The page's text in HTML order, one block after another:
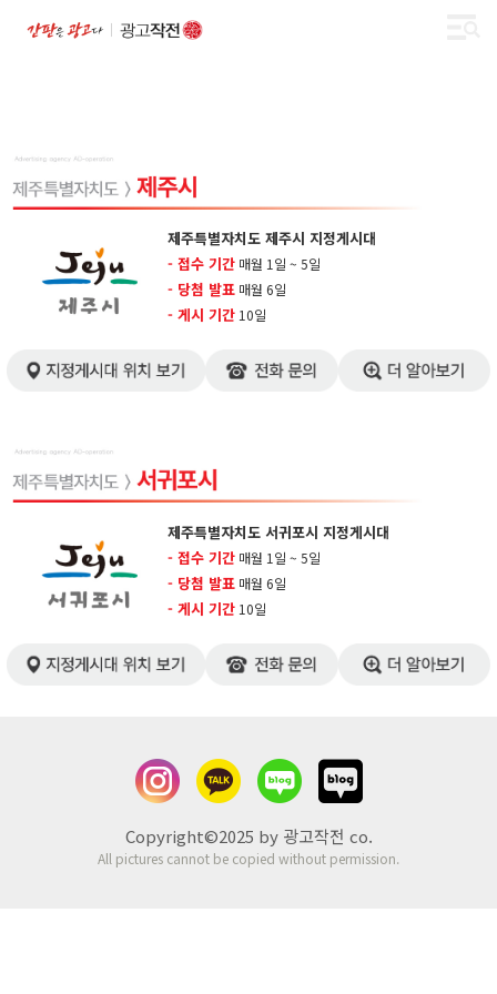
제주특별자치도 제주시 지정게시대
- 접수 기간 매월 1일 ~ 5일
- 당첨 발표 매월 6일
- 게시 기간 10일
제주특별자치도 서귀포시 지정게시대
- 접수 기간 매월 1일 ~ 5일
- 당첨 발표 매월 6일
- 게시 기간 10일
Copyright©2025 by 광고작전 co.
All pictures cannot be copied without permission.